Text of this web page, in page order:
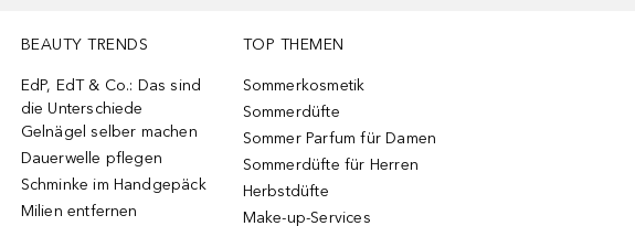
BEAUTY TRENDS
EdP, EdT & Co.: Das sind
die Unterschiede
Gelnägel selber machen
Dauerwelle pflegen
Schminke im Handgepäck
Milien entfernen
TOP THEMEN
Sommerkosmetik
Sommerdüfte
Sommer Parfum für Damen
Sommerdüfte für Herren
Herbstdüfte
Make-up-Services